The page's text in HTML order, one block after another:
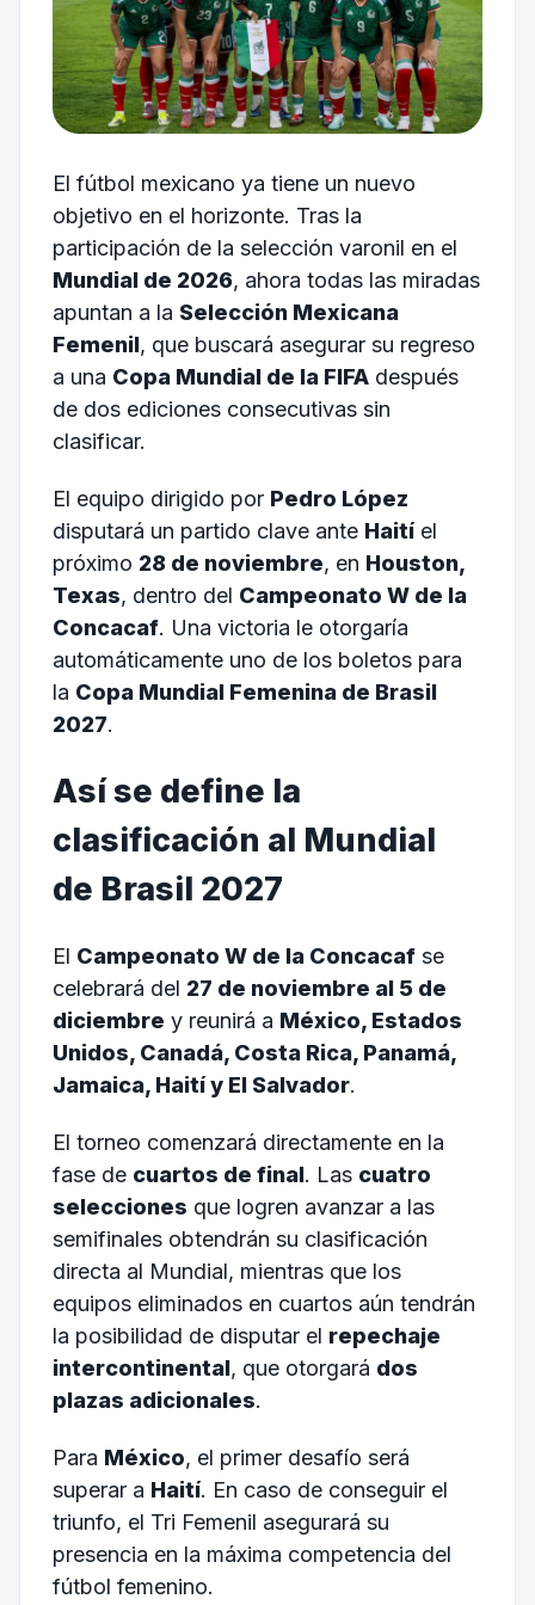
El fútbol mexicano ya tiene un nuevo
objetivo en el horizonte. Tras la
participación de la selección varonil en el
Mundial de 2026, ahora todas las miradas
apuntan a la Selección Mexicana
Femenil, que buscará asegurar su regreso
a una Copa Mundial de la FIFAdespués
de dos ediciones consecutivas sin
clasificar.
El equipo dirigido por Pedro López
disputará un partido clave ante Haitíel
próximo 28 de noviembre, en Houston,
Texas, dentro del Campeonato W de la
Concacaf. Una victoria le otorgaría
automáticamente uno de los boletos para
la Copa Mundial Femenina de Brasil
2027.
Así se define la
clasificación al Mundial
de Brasil 2027
El Campeonato W de la Concacafse
celebrará del 27 de noviembre al 5 de
diciembre y reunirá a México, Estados
Unidos, Canadá, Costa Rica, Panamá,
Jamaica, Haití y El Salvador.
El torneo comenzará directamente en la
fase de cuartos de final. Las cuatro
selecciones que logren avanzar a las
semifinales obtendrán su clasificación
directa al Mundial, mientras que los
equipos eliminados en cuartos aún tendrán
la posibilidad de disputar el repechaje
intercontinental, que otorgará dos
plazas adicionales.
Para México, el primer desafío será
superar a Haití. En caso de conseguir el
triunfo, el Tri Femenil asegurará su
presencia en la máxima competencia del
fútbol femenino.